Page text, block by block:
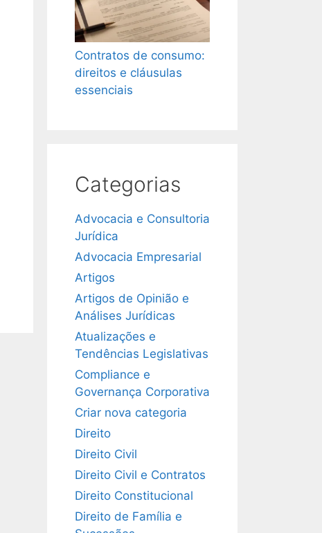
Contratos de consumo:
direitos e cláusulas
essenciais
Categorias
Advocacia e Consultoria
Jurídica
Advocacia Empresarial
Artigos
Artigos de Opinião e
Análises Jurídicas
Atualizações e
Tendências Legislativas
Compliance e
Governança Corporativa
Criar nova categoria
Direito
Direito Civil
Direito Civil e Contratos
Direito Constitucional
Direito de Família e